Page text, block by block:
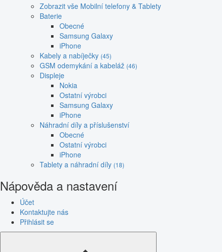
Zobrazit vše Mobilní telefony & Tablety
Baterie
Obecné
Samsung Galaxy
iPhone
Kabely a nabíječky (45)
GSM odemykání a kabeláž (46)
Displeje
Nokia
Ostatní výrobci
Samsung Galaxy
iPhone
Náhradní díly a příslušenství
Obecné
Ostatní výrobci
iPhone
Tablety a náhradní díly (18)
Nápověda a nastavení
Účet
Kontaktujte nás
Přihlásit se